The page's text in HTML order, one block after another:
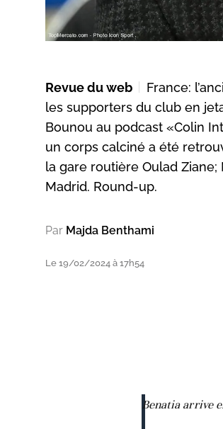
Revue du web
France:
les supporters du club en
Bounou au podcast «Colin
un corps calciné a été
la gare routière Oulad
Madrid. Round-up.
Par Majda Benthami
Le 19/02/2024 à 17h54
Benatia arrive